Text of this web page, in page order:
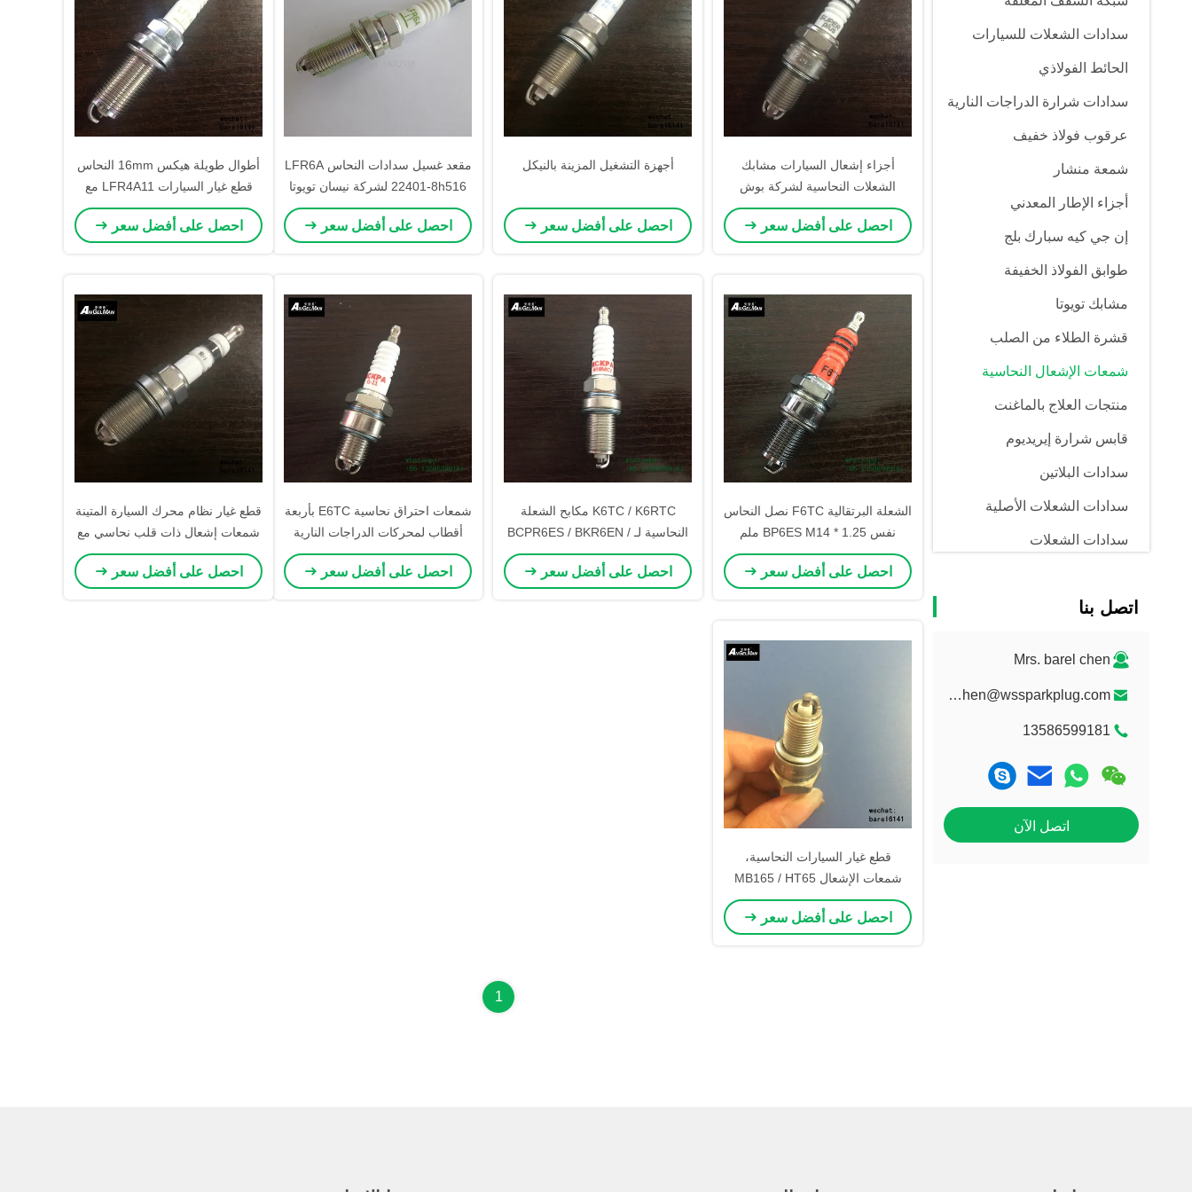
سدادات الشعلات للسيارات
الحائط الفولاذي
سدادات شرارة الدراجات النارية
عرقوب فولاذ خفيف
شمعة منشار
أجزاء الإطار المعدني
إن جي كيه سبارك بلج
طوابق الفولاذ الخفيفة
مشابك تويوتا
قشرة الطلاء من الصلب
شمعات الإشعال النحاسية
منتجات العلاج بالماغنت
قابس شرارة إيريديوم
سدادات البلاتين
سدادات الشعلات الأصلية
سدادات الشعلات
سدادات الشعلات من بيجو
اتصل بنا
Mrs. barel chen
barelchen@wssparkplug.com
13586599181
اتصل الآن
أجزاء إشعال السيارات مشابك
الشعلات النحاسية لشركة بوش
WR8LTC OEM 0242 229 658
احصل على أفضل سعر
أجهزة التشغيل المزينة بالنيكل
احصل على أفضل سعر
مقعد غسيل سدادات النحاس LFR6A
22401-8h516 لشركة نيسان تويوتا
سيتروين
احصل على أفضل سعر
أطوال طويلة هيكس 16mm النحاس
قطع غيار السيارات LFR4A11 مع
النحاس
احصل على أفضل سعر
الشعلة البرتقالية F6TC نصل النحاس
نفس BP6ES M14 * 1.25 ملم
قصيرة
احصل على أفضل سعر
K6TC / K6RTC مكابح الشعلة
النحاسية لـ BCPR6ES / BKR6EN /
BCPR7EY
احصل على أفضل سعر
شمعات احتراق نحاسية E6TC بأربعة
أقطاب لمحركات الدراجات النارية
والمحركات الصغيرة
احصل على أفضل سعر
قطع غيار نظام محرك السيارة المتينة
شمعات إشعال ذات قلب نحاسي مع
4 أقطاب كهربائية BOSCH FR78X
احصل على أفضل سعر
قطع غيار السيارات النحاسية،
شمعات الإشعال MB165 / HT65
للسيارات F7RTC F8RTC RN9YC
BPR6ES W20EPR-U WR6DC
احصل على أفضل سعر
1